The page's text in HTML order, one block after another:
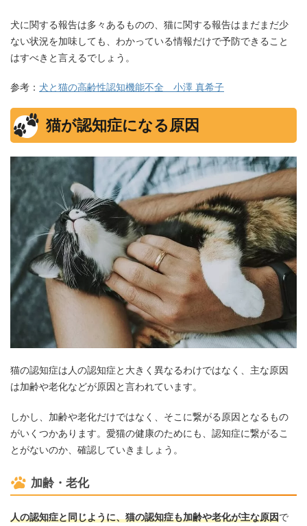
犬に関する報告は多々あるものの、猫に関する報告はまだまだ少
ない状況を加味しても、わかっている情報だけで予防できること
はすべきと言えるでしょう。
参考： 犬と猫の高齢性認知機能不全 小澤 真希子
猫が認知症になる原因
猫の認知症は人の認知症と大きく異なるわけではなく、主な原因
は加齢や老化などが原因と言われています。
しかし、加齢や老化だけではなく、そこに繋がる原因となるもの
がいくつかあります。愛猫の健康のためにも、認知症に繋がるこ
とがないのか、確認していきましょう。
加齢・老化
人の認知症と同じように、猫の認知症も加齢や老化が主な原因で